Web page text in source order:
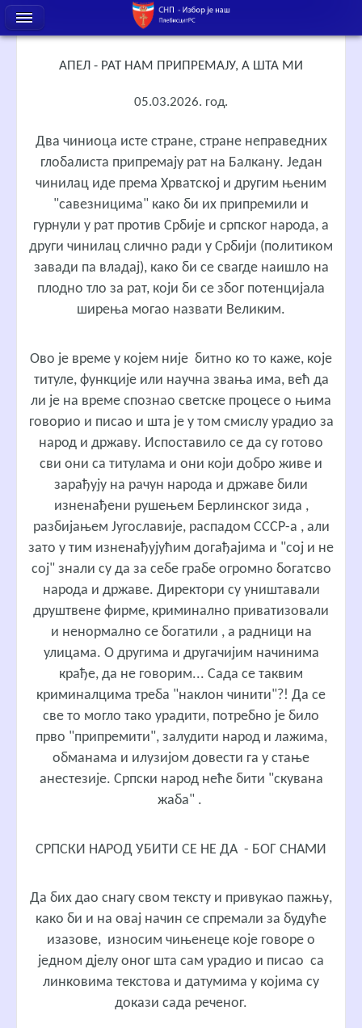
АПЕЛ - РАТ НАМ ПРИПРЕМАЈУ, А ШТА МИ
05.03.2026. год.
Два чиниоца исте стране, стране неправедних
глобалиста припремају рат на Балкану. Један
чинилац иде према Хрватској и другим њеним
"савезницима" како би их припремили и
гурнули у рат против Србије и српског народа, а
други чинилац слично ради у Србији (политиком
завади па владај), како би се свагде наишло на
плодно тло за рат, који би се због потенцијала
ширења могао назвати Великим.
Ово је време у којем није битно ко то каже, које
титуле, функције или научна звања има, већ да
ли је на време спознао светске процесе о њима
говорио и писао и шта је у том смислу урадио за
народ и државу. Испоставило се да су готово
сви они са титулама и они који добро живе и
зарађују на рачун народа и државе били
изненађени рушењем Берлинског зида ,
разбијањем Југославије, распадом СССР-а , али
зато у тим изненађујућим догађајима и "сој и не
сој" знали су да за себе грабе огромно богатсво
народа и државе. Директори су уништавали
друштвене фирме, криминално приватизовали
и ненормално се богатили , а радници на
улицама. О другима и другачијим начинима
крађе, да не говорим... Сада се таквим
криминалцима треба "наклон чинити"?! Да се
све то могло тако урадити, потребно је било
прво "припремити", залудити народ и лажима,
обманама и илузијом довести га у стање
анестезије. Српски народ неће бити "скувана
жаба" .
СРПСКИ НАРОД УБИТИ СЕ НЕ ДА - БОГ СНАМИ
Да бих дао снагу свом тексту и привукао пажњу,
како би и на овај начин се спремали за будуће
изазове, износим чињенеце које говоре о
једном дјелу оног шта сам урадио и писао са
линковима текстова и датумима у којима су
докази сада реченог.